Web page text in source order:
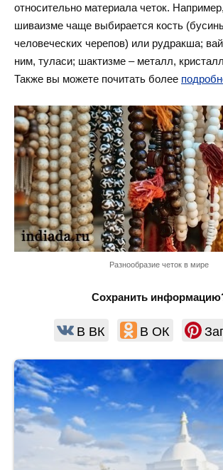
относительно материала четок.
шиваизме чаще выбирается кость
человеческих черепов) или рудракша;
ним, туласи; шактизме – металл,
Также вы можете почитать более
Разнообразие четок в мире
Сохранить
В ВК В ОК